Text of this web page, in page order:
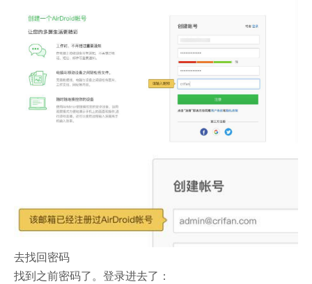
去找回密码
找到之前密码了。登录进去了：